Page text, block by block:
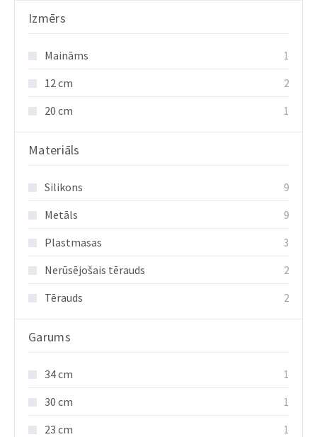
Izmērs
Maināms 1
12 cm 2
20 cm 1
Materiāls
Silikons 9
Metāls 9
Plastmasas 3
Nerūsējošais tērauds 2
Tērauds 2
Garums
34 cm 1
30 cm 1
23 cm 1